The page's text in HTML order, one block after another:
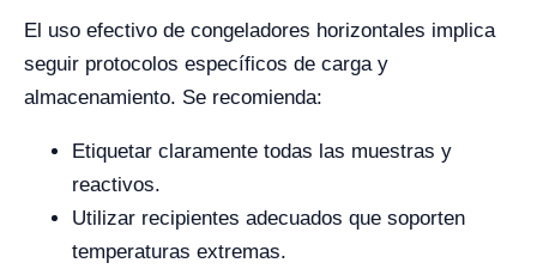
El uso efectivo de congeladores horizontales implica
seguir protocolos específicos de carga y
almacenamiento. Se recomienda:
Etiquetar claramente todas las muestras y
reactivos.
Utilizar recipientes adecuados que soporten
temperaturas extremas.